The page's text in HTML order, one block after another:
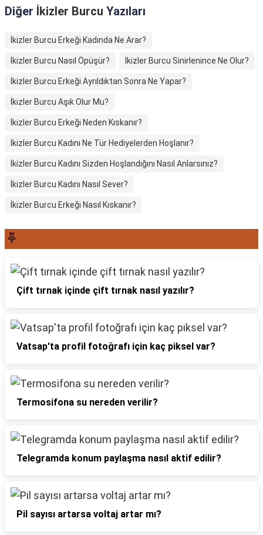
Diğer İkizler Burcu Yazıları
İkizler Burcu Erkeği Kadında Ne Arar?
İkizler Burcu Nasıl Öpüşür? İkizler Burcu Sinirlenince Ne Olur?
İkizler Burcu Erkeği Ayrıldıktan Sonra Ne Yapar?
İkizler Burcu Aşık Olur Mu?
İkizler Burcu Erkeği Neden Kıskanır?
İkizler Burcu Kadını Ne Tür Hediyelerden Hoşlanır?
İkizler Burcu Kadını Sizden Hoşlandığını Nasıl Anlarsınız?
İkizler Burcu Kadını Nasıl Sever?
İkizler Burcu Erkeği Nasıl Kıskanır?
Çift tırnak içinde çift tırnak nasıl yazılır?
Vatsap'ta profil fotoğrafı için kaç piksel var?
Termosifona su nereden verilir?
Telegramda konum paylaşma nasıl aktif edilir?
Pil sayısı artarsa voltaj artar mı?